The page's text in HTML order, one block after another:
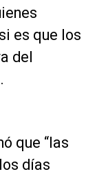
es que los
del
que “las
días